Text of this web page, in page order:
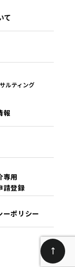
て
ルティング
報
専用
請登録
ーポリシー